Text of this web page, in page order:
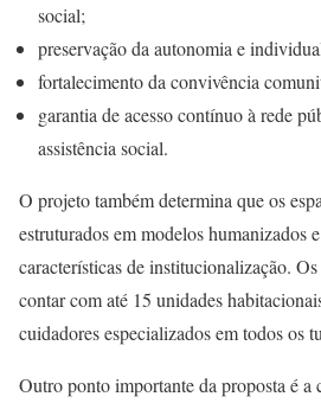
social;
preservação da autonomia e
fortalecimento da convivência
garantia de acesso contínuo à rede
assistência social.
O projeto também determina que os
estruturados em modelos humanizados
características de institucionalização.
contar com até 15 unidades
cuidadores especializados em todos os
Outro ponto importante da proposta é a